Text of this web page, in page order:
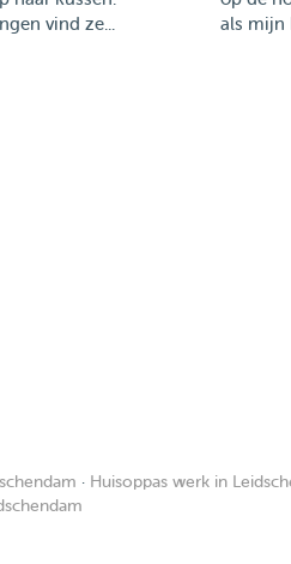
vind ze...
als mijn
· Huisoppas werk in